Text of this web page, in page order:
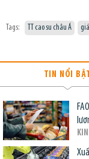
Tags: TT cao su châu Á
TIN NỔI